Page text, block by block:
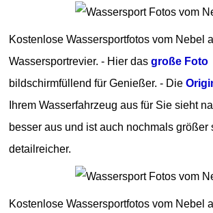
Kostenlose Wassersportfotos vom Nebel
Wassersportrevier. - Hier dasgroße Foto
bildschirmfüllend für Genießer. - Die
Ihrem Wasserfahrzeug aus für Sie sieht
besser aus und ist auch nochmals größer
detailreicher.
Kostenlose Wassersportfotos vom Nebel